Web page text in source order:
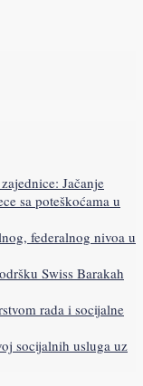
Jačanje
sa poteškoćama u
federalnog nivoa u
Swiss Barakah
rada i socijalne
socijalnih usluga uz